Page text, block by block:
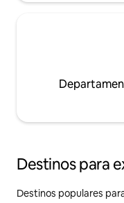
Destinos para
Destinos populares